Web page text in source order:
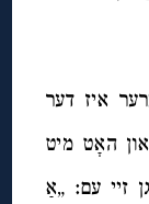
איז דער
האָט מיט
זיי עם: „אַ